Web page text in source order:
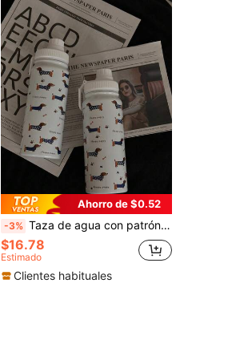
Ahorro de $0.52
-3% Taza de agua con patrón de perro salchicha azul de 600ml, 800ml, 1000ml, taza de café aislada de acero inoxidable, taza de agua aislada al vacío de doble pared, perfecta para regalos, hogar, café helado, oficina, coche y regalos de Navidad para la familia y hermanas
$16.78
Estimado
Clientes habituales